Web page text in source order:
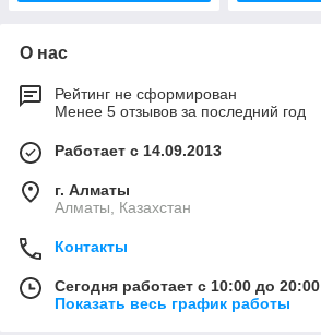
О нас
Рейтинг не сформирован
Менее 5 отзывов за последний год
Работает с 14.09.2013
г. Алматы
Алматы, Казахстан
Контакты
Сегодня работает с 10:00 до 20:00
Показать весь график работы